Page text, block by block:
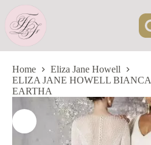
naar
inhoud
Home
Eliza Jane Howell
ELIZA JANE HOWELL
EARTHA